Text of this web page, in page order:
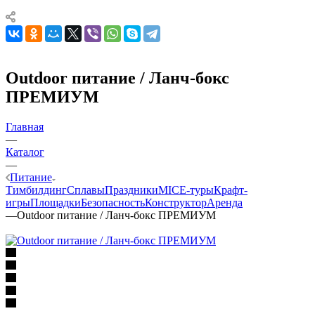
Outdoor питание / Ланч-бокс
ПРЕМИУМ
Главная
—
Каталог
—
Питание
ТимбилдингСплавыПраздникиMICE‑турыКрафт-
игрыПлощадкиБезопасностьКонструкторАренда
—Outdoor питание / Ланч-бокс ПРЕМИУМ